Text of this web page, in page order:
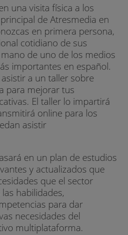
una visita física a los
de Atresmedia en
en primera persona,
cotidiano de sus
de uno de los medios
importantes en español.
a un taller sobre
para mejorar tus
El taller lo impartirá
online para los
asistir
en un plan de estudios
y actualizados que
que el sector
habilidades,
para dar
necesidades del
multiplataforma.